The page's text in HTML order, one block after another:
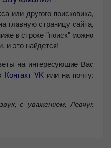
или другого поисковика,
главную страницу сайта,
в строке "поиск" можно
и это найдется!
на интересующие Вас
Контакт VKили на почту:
с уважением, Левчук